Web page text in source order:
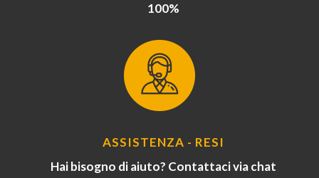
100%
ASSISTENZA - RESI
Hai bisogno di aiuto? Contattaci via chat